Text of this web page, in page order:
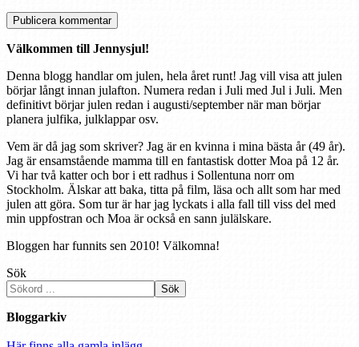
Välkommen till Jennysjul!
Denna blogg handlar om julen, hela året runt! Jag vill visa att julen
börjar långt innan julafton. Numera redan i Juli med Jul i Juli. Men
definitivt börjar julen redan i augusti/september när man börjar
planera julfika, julklappar osv.
Vem är då jag som skriver? Jag är en kvinna i mina bästa år (49 år).
Jag är ensamstående mamma till en fantastisk dotter Moa på 12 år.
Vi har två katter och bor i ett radhus i Sollentuna norr om
Stockholm. Älskar att baka, titta på film, läsa och allt som har med
julen att göra. Som tur är har jag lyckats i alla fall till viss del med
min uppfostran och Moa är också en sann julälskare.
Bloggen har funnits sen 2010! Välkomna!
Sök
Sök
Bloggarkiv